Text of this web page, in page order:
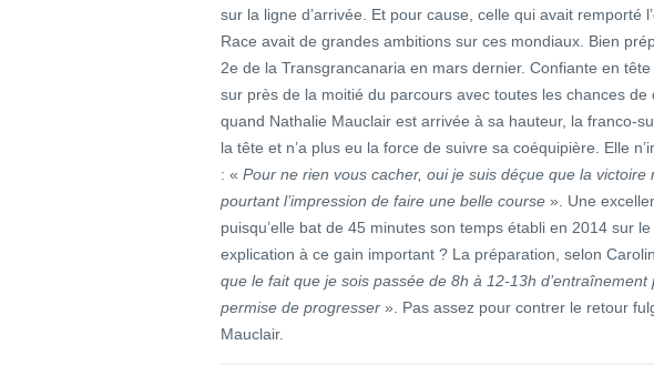
sur la ligne d’arrivée. Et pour cause, celle qui avait remporté
Race avait de grandes ambitions sur ces mondiaux. Bien
2e de la Transgrancanaria en mars dernier. Confiante en
sur près de la moitié du parcours avec toutes les chances de
quand Nathalie Mauclair est arrivée à sa hauteur, la franco-
la tête et n’a plus eu la force de suivre sa coéquipière. Elle
: « Pour ne rien vous cacher, oui je suis déçue que la victoire
pourtant l’impression de faire une belle course ». Une
puisqu’elle bat de 45 minutes son temps établi en 2014 sur
explication à ce gain important ? La préparation, selon
que le fait que je sois passée de 8h à 12-13h d’entraînement
permise de progresser ». Pas assez pour contrer le retour
Mauclair.